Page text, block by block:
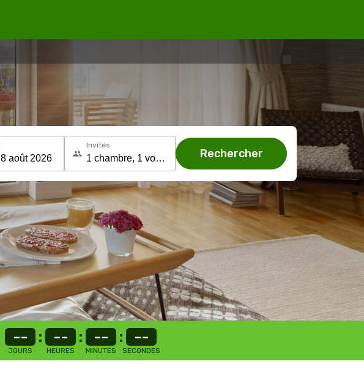
Invités
Rechercher
--
JOURS
: --
HEURES
: --
MINUTES
: --
SECONDES